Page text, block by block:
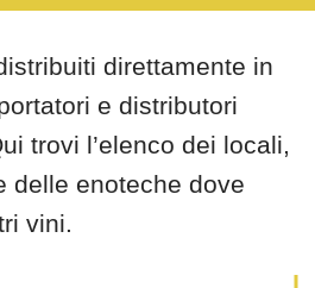
direttamente in
e distributori
trovi l’elenco dei locali,
delle enoteche dove
vini.